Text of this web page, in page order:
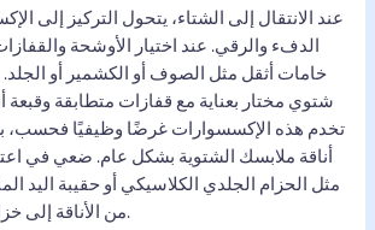
عند الانتقال إلى الشتاء، يتحول التركيز إلى
الدفء والرقي. عند اختيار الأوشحة
خامات أثقل مثل الصوف أو الكشمير أو
شتوي مختار بعناية مع قفازات متطابقة وقبعة
تخدم هذه الإكسسوارات غرضًا وظيفيًا فحسب،
أناقة ملابسك الشتوية بشكل عام. ضعي في
مثل الحزام الجلدي الكلاسيكي أو حقيبة اليد
من الأناقة إلى خزانة ملابسك الشتوية.